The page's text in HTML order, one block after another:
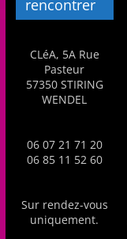
rencontrer
CLéA, 5A Rue
Pasteur
57350 STIRING
WENDEL
06 07 21 71 20
06 85 11 52 60
Sur rendez-vous
uniquement.